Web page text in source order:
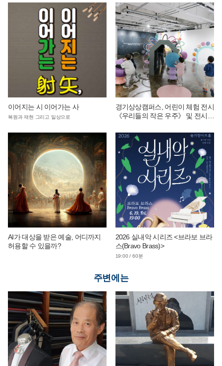
이어지는 시 이어가는 사
복원과 재현 그리고 일상으로
경기상상캠퍼스, 어린이 체험 전시
《우리들의 작은 우주》 및 전시
AI가 대상을 받은 예술, 어디까지
허용할 수 있을까?
2026 실내악 시리즈 <브라보 브라
스(Bravo Brass)>
19:00 / 60분
주변에는